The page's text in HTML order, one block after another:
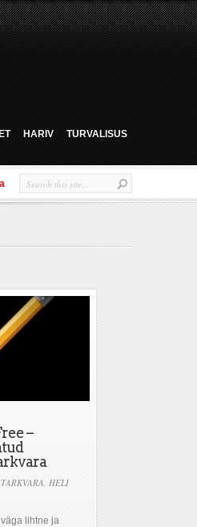
HARIV TURVALISUS
–
, HELI
lihtne ja